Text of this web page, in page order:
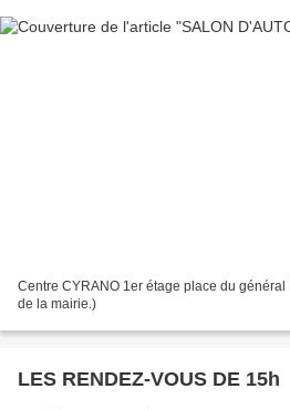
Centre CYRANO 1er étage place du
de la mairie.)
LES RENDEZ-VOUS DE 15h